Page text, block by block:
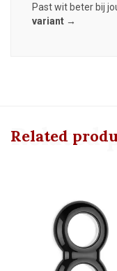
Past wit beter bij
variant →
Related
Related